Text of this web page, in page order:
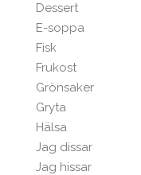
Dessert
E-soppa
Fisk
Frukost
Grönsaker
Gryta
Hälsa
Jag dissar
Jag hissar